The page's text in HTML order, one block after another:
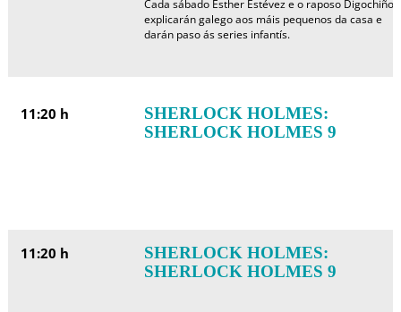
Cada sábado Esther Estévez e o raposo Digochiño
explicarán galego aos máis pequenos da casa e
darán paso ás series infantís.
11:20 h
SHERLOCK HOLMES:
SHERLOCK HOLMES 9
11:20 h
SHERLOCK HOLMES:
SHERLOCK HOLMES 9